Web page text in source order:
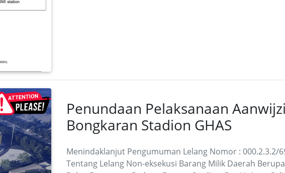
Penundaan Pelaksanaan
Bongkaran Stadion GHAS
Menindaklanjut Pengumuman Lelang Nomor : 000.2.3.2/
Tentang Lelang Non-eksekusi Barang Milik Daerah